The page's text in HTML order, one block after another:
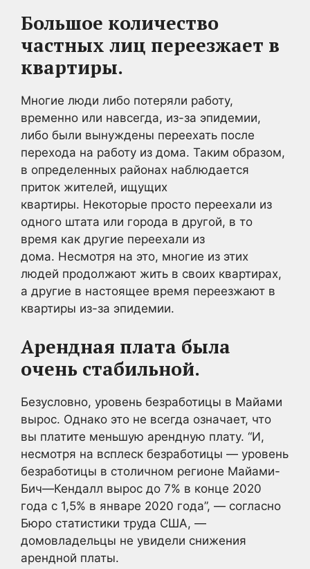
Большое количество
частных лиц переезжает в
квартиры.
Многие люди либо потеряли работу,
временно или навсегда, из-за эпидемии,
либо были вынуждены переехать после
перехода на работу из дома. Таким образом,
в определенных районах наблюдается
приток жителей, ищущих
квартиры. Некоторые просто переехали из
одного штата или города в другой, в то
время как другие переехали из
дома. Несмотря на это, многие из этих
людей продолжают жить в своих квартирах,
а другие в настоящее время переезжают в
квартиры из-за эпидемии.
Арендная плата была
очень стабильной.
Безусловно, уровень безработицы в Майами
вырос. Однако это не всегда означает, что
вы платите меньшую арендную плату. “И,
несмотря на всплеск безработицы — уровень
безработицы в столичном регионе Майами-
Бич—Кендалл вырос до 7% в конце 2020
года с 1,5% в январе 2020 года”, — согласно
Бюро статистики труда США, —
домовладельцы не увидели снижения
арендной платы.